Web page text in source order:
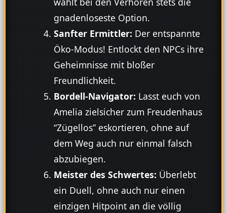
gnadenloseste Option.
Sanfter Ermittler: Der entspannte
Öko-Modus! Entlockt den NPCs ihre
Geheimnisse mit bloßer
Freundlichkeit.
Bordell-Navigator: Lasst euch von
Amelia zielsicher zum Freudenhaus
“Zügellos” eskortieren, ohne auf
dem Weg auch nur einmal falsch
abzubiegen.
Meister des Schwertes: Überlebt
ein Duell, ohne auch nur einen
einzigen Hitpoint an die völlig